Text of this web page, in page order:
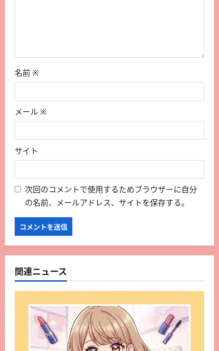
名前 ※
メール ※
サイト
次回のコメントで使用するためブラウザーに自分
の名前、メールアドレス、サイトを保存する。
関連ニュース